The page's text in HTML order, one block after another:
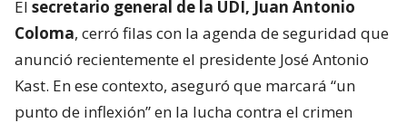
El secretario general de la UDI, Juan Antonio
Coloma, cerró filas con la agenda de seguridad que
anunció recientemente el presidente José Antonio
Kast. En ese contexto, aseguró que marcará “un
punto de inflexión” en la lucha contra el crimen